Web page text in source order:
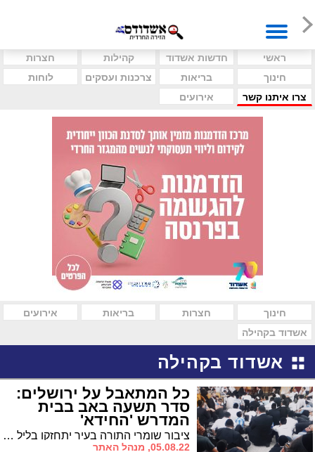
ראשי חדשות אשדוד קהילות
חצרות
חינוך
בריאות צרכנות ועסקים
לוחות
צרו איתנו קשר
אירועים
חינוך חצרות בריאות
אירועים
אשדוד בקהילה
אשדוד בקהילה
כל המתאבל על ירושלים:
סדר תשעה באב בבית
המדרש 'החידא'
ציבור שומרי התורה בעיר יתחזקו בליל תשעה באב וביומו, באמירת קינות ברוב עם ב'החיד"א'
05.08.22, מנהל האתר